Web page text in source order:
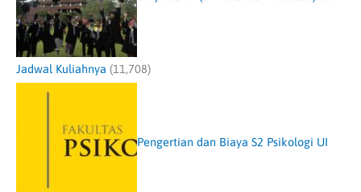
Jadwal Kuliahnya (11,708)
Pengertian dan Biaya S2 Psikologi UI